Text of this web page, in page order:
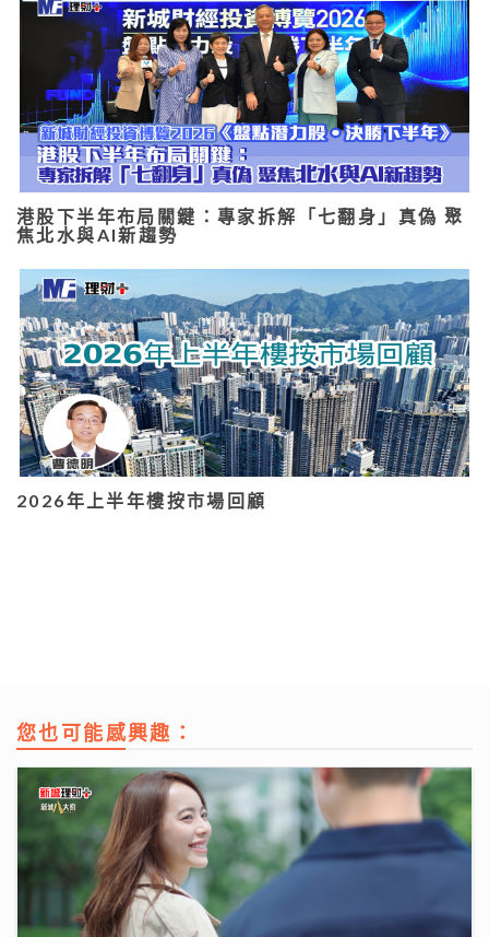
港股下半年布局關鍵：專家拆解「七翻身」真偽 聚
焦北水與AI新趨勢
2026年上半年樓按市場回顧
您也可能感興趣：